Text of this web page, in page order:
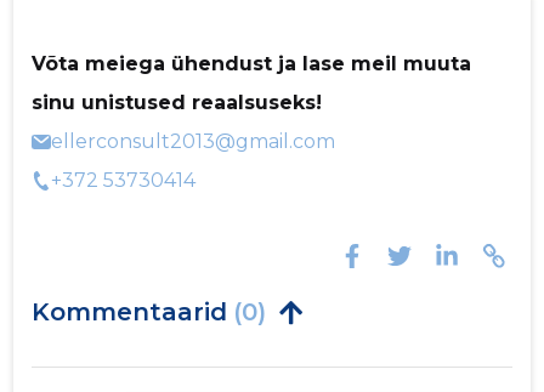
Võta meiega ühendust ja lase meil muuta
sinu unistused reaalsuseks!
ellerconsult2013@gmail.com
+372 53730414
Kommentaarid (0)